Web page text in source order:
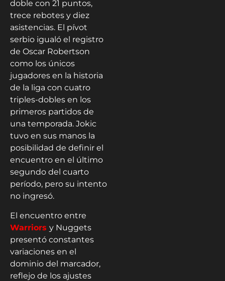
doble con 21 puntos,
trece rebotes y diez
asistencias. El pívot
serbio igualó el registro
de Oscar Robertson
como los únicos
jugadores en la historia
de la liga con cuatro
triples-dobles en los
primeros partidos de
una temporada. Jokic
tuvo en sus manos la
posibilidad de definir el
encuentro en el último
segundo del cuarto
período, pero su intento
no ingresó.
El encuentro entre
Warriors y Nuggets
presentó constantes
variaciones en el
dominio del marcador,
reflejo de los ajustes